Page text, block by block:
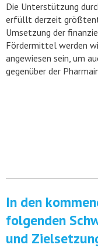
Die Unterstützung
erfüllt derzeit
Umsetzung der
Fördermittel werden
angewiesen sein, um
gegenüber der
In den
folgenden
und